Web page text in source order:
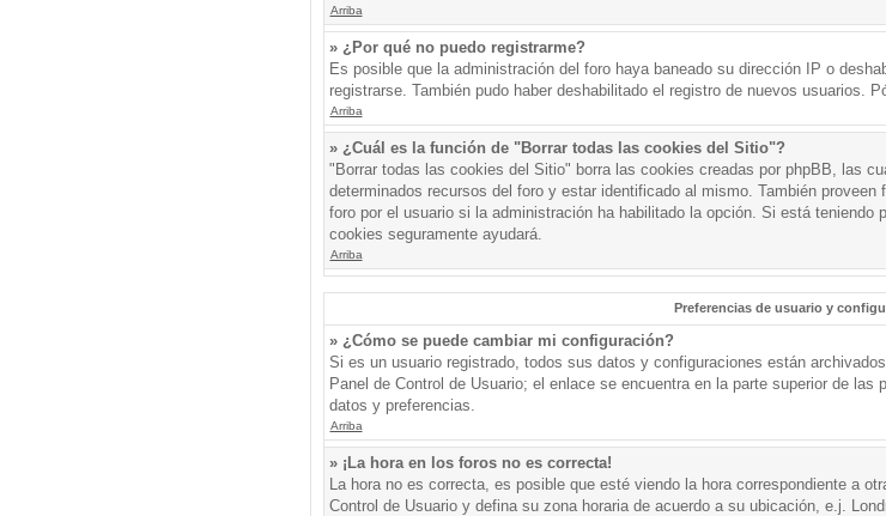
Arriba
» ¿Por qué no puedo registrarme?
Es posible que la administración del foro haya baneado su dirección IP o
registrarse. También pudo haber deshabilitado el registro de nuevos usuarios.
Arriba
» ¿Cuál es la función de "Borrar todas las cookies del Sitio"?
"Borrar todas las cookies del Sitio" borra las cookies creadas por phpBB, las
determinados recursos del foro y estar identificado al mismo. También
foro por el usuario si la administración ha habilitado la opción. Si está teniendo
cookies seguramente ayudará.
Arriba
Preferencias de usuario y
» ¿Cómo se puede cambiar mi configuración?
Si es un usuario registrado, todos sus datos y configuraciones están
Panel de Control de Usuario; el enlace se encuentra en la parte superior de
datos y preferencias.
Arriba
» ¡La hora en los foros no es correcta!
La hora no es correcta, es posible que esté viendo la hora correspondiente a
Control de Usuario y defina su zona horaria de acuerdo a su ubicación, e.j.